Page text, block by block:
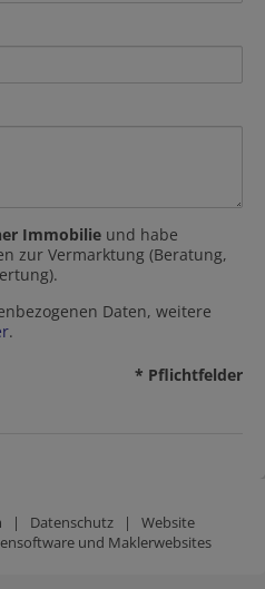
Immobilie und habe
zur Vermarktung (Beratung,
Daten, weitere
.
* Pflichtfelder
| Datenschutz | Website
und Maklerwebsites